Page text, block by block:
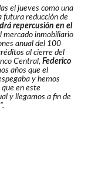
el jueves como una
futura reducción de
repercusión en el
mercado inmobiliario
anual del 100
al cierre del
Central, Federico
años que el
y hemos
en este
y llegamos a fin de